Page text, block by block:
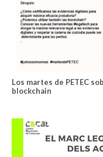
Los martes de PETEC
blockchain